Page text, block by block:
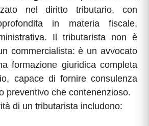
nel diritto tributario, con
in materia fiscale,
Il tributarista non è
commercialista: è un avvocato
formazione giuridica completa
capace di fornire consulenza
preventivo che contenenzioso.
di un tributarista includono: